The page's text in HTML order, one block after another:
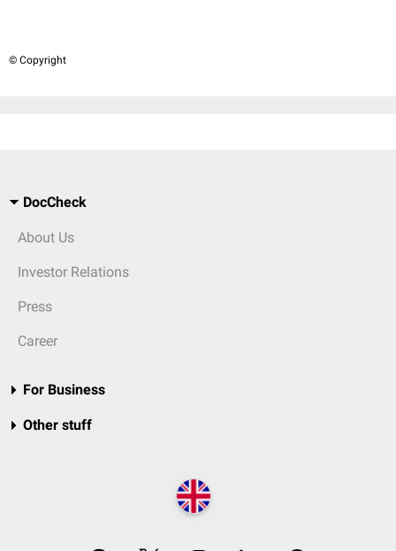
© Copyright
DocCheck
About Us
Investor Relations
Press
Career
For Business
Other stuff